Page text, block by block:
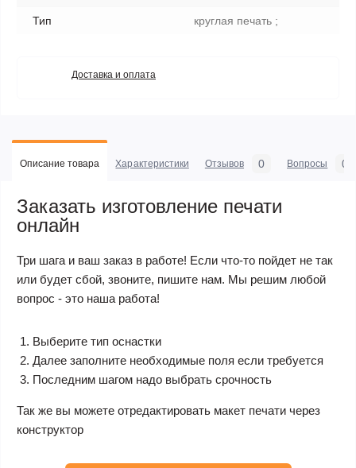
Тип круглая печать ;
Доставка и оплата
Описание товара Характеристики Отзывов 0 Вопросы 0
Заказать изготовление печати
онлайн
Три шага и ваш заказ в работе! Если что-то пойдет не так
или будет сбой, звоните, пишите нам. Мы решим любой
вопрос - это наша работа!
Выберите тип оснастки
Далее заполните необходимые поля если требуется
Последним шагом надо выбрать срочность
Так же вы можете отредактировать макет печати через
конструктор